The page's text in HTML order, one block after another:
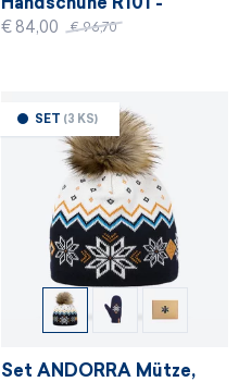
Graphit
€ 84,00 € 96,70
Set ANDORRA Mütze,
SET (3 KS)